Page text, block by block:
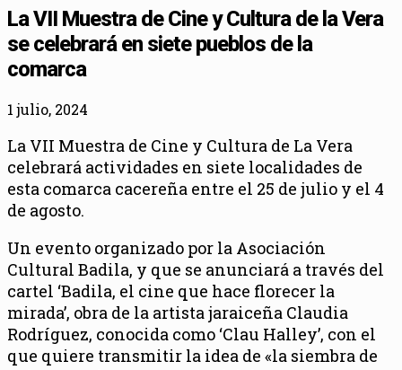
La VII Muestra de Cine y Cultura de la Vera
se celebrará en siete pueblos de la
comarca
1 julio, 2024
La VII Muestra de Cine y Cultura de La Vera
celebrará actividades en siete localidades de
esta comarca cacereña entre el 25 de julio y el 4
de agosto.
Un evento organizado por la Asociación
Cultural Badila, y que se anunciará a través del
cartel ‘Badila, el cine que hace florecer la
mirada’, obra de la artista jaraiceña Claudia
Rodríguez, conocida como ‘Clau Halley’, con el
que quiere transmitir la idea de «la siembra de